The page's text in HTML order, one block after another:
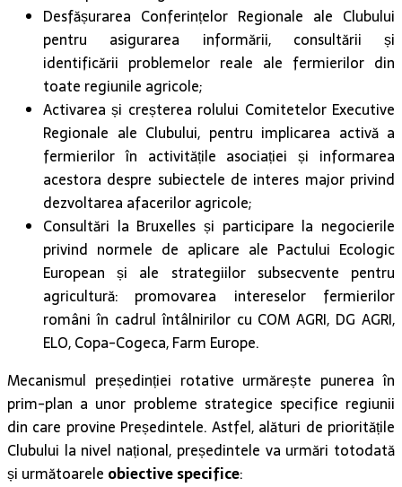
Desfășurarea Conferințelor Regionale ale Clubului
pentru asigurarea informării, consultării și
identificării problemelor reale ale fermierilor din
toate regiunile agricole;
Activarea și creșterea rolului Comitetelor Executive
Regionale ale Clubului, pentru implicarea activă a
fermierilor în activitățile asociației și informarea
acestora despre subiectele de interes major privind
dezvoltarea afacerilor agricole;
Consultări la Bruxelles și participare la negocierile
privind normele de aplicare ale Pactului Ecologic
European și ale strategiilor subsecvente pentru
agricultură: promovarea intereselor fermierilor
români în cadrul întâlnirilor cu COM AGRI, DG AGRI,
ELO, Copa-Cogeca, Farm Europe.
Mecanismul președinției rotative urmărește punerea în
prim-plan a unor probleme strategice specifice regiunii
din care provine Președintele. Astfel, alături de prioritățile
Clubului la nivel național, președintele va urmări totodată
și următoarele obiective specifice: